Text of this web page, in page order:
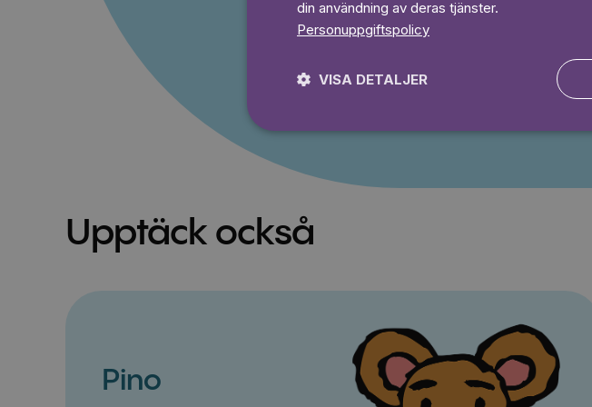
Prova 7 dagar gratis
Upptäck också
Pino
din användning av deras tjänster.
Personuppgiftspolicy
VISA DETALJER